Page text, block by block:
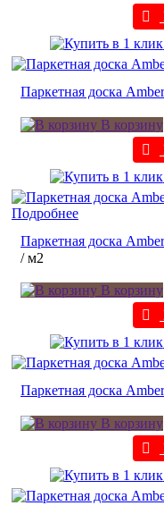
Паркетная доска
В корзину
Подробнее
Паркетная доска
/ м2
В корзину
Паркетная доска
В корзину